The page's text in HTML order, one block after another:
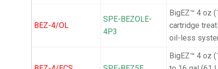
BEZ-4/OL
SPE-BEZOLE-
4P3
BigEZ™ 4 oz
cartridge
oil-less
BigEZ™ 4 oz